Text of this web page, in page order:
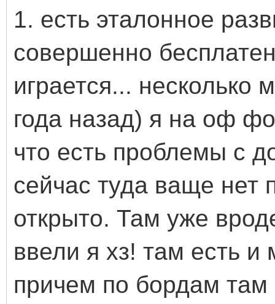
1. есть эталонное
совершенно
играется... несколько
года назад) я на оф
что есть проблемы с
сейчас туда ваще нет
открыто. Там уже
ввели я хз! там есть
причем по бордам